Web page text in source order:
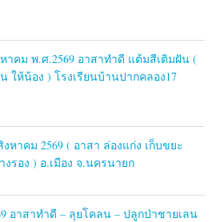
าคม พ.ศ.2569 อาสาทำดี แต้มสีเติมฝัน (
ให้น้อง ) โรงเรียนบ้านปากคลอง17
หาคม 2569 ( อาสา ล่องแก่ง เก็บขยะ
รอง ) อ.เมือง จ.นครนายก
อาสาทำดี – ลุยโคลน – ปลูกป่าชายเลน